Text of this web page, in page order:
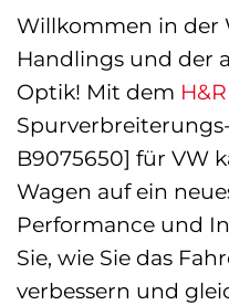
Willkommen in der
Handlings und der
Optik! Mit dem
B9075650] für VW
Wagen auf ein
Performance und
Sie, wie Sie das
verbessern und